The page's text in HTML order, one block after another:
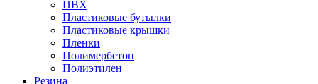
ПВХ
Пластиковые бутылки
Пластиковые крышки
Пленки
Полимербетон
Полиэтилен
Резина